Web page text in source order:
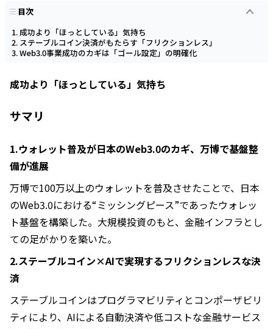
目次
成功より「ほっとしている」気持ち
ステーブルコイン決済がもたらす「フリクションレス」
Web3.0事業成功のカギは「ゴール設定」の明確化
成功より「ほっとしている」気持ち
サマリ
1.ウォレット普及が日本のWeb3.0のカギ、万博で基盤整
備が進展
万博で100万以上のウォレットを普及させたことで、日本
のWeb3.0における“ミッシングピース”であったウォレッ
ト基盤を構築した。大規模投資のもと、金融インフラとし
ての足がかりを築いた。
2.ステーブルコイン×AIで実現するフリクションレスな決
済
ステーブルコインはプログラマビリティとコンポーザビリ
ティにより、AIによる自動決済や低コストな金融サービス